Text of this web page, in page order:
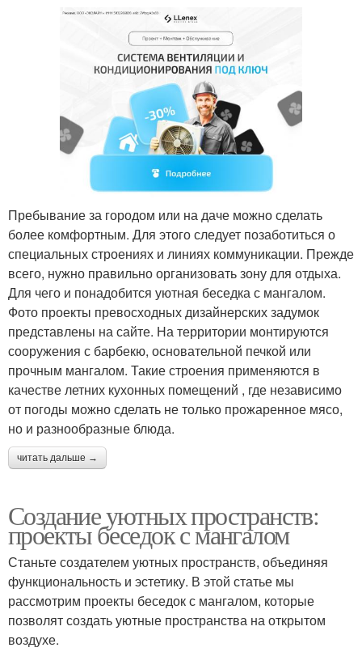
Пребывание за городом или на даче можно сделать
более комфортным. Для этого следует позаботиться о
специальных строениях и линиях коммуникации. Прежде
всего, нужно правильно организовать зону для отдыха.
Для чего и понадобится уютная беседка с мангалом.
Фото проекты превосходных дизайнерских задумок
представлены на сайте. На территории монтируются
сооружения с барбекю, основательной печкой или
прочным мангалом. Такие строения применяются в
качестве летних кухонных помещений , где независимо
от погоды можно сделать не только прожаренное мясо,
но и разнообразные блюда.
читать дальше →
Создание уютных пространств:
проекты беседок с мангалом
Станьте создателем уютных пространств, объединяя
функциональность и эстетику. В этой статье мы
рассмотрим проекты беседок с мангалом, которые
позволят создать уютные пространства на открытом
воздухе.